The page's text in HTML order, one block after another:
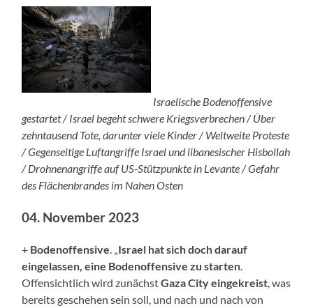
Israelische Bodenoffensive
gestartet / Israel begeht schwere Kriegsverbrechen / Über
zehntausend Tote, darunter viele Kinder / Weltweite Proteste
/ Gegenseitige Luftangriffe Israel und libanesischer Hisbollah
/ Drohnenangriffe auf US-Stützpunkte in Levante / Gefahr
des Flächenbrandes im Nahen Osten
04. November 2023
+ Bodenoffensive
Israel hat sich doch darauf
eingelassen, eine Bodenoffensive zu starten
Offensichtlich wird zunächstGaza City eingekreist , was
bereits geschehen sein soll, und nach und nach von